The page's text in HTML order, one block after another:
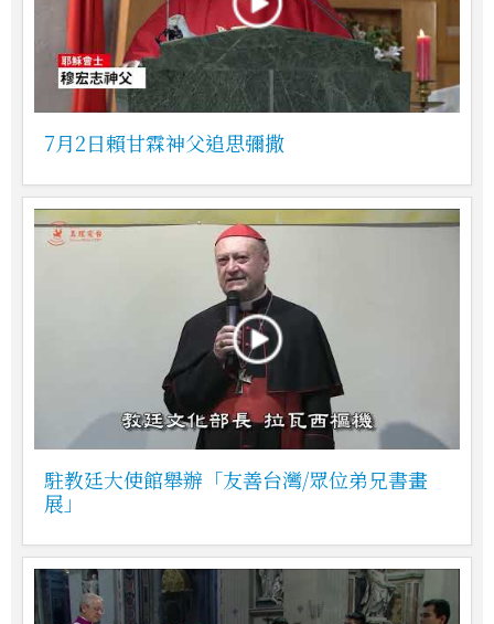
7月2日賴甘霖神父追思彌撒
駐教廷大使館舉辦「友善台灣/眾位弟兄書畫
展」